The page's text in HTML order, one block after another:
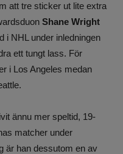
att tre sticker ut lite extra
Shane Wright
i NHL under inledningen
ett tungt lass. För
i Los Angeles medan
ännu mer speltid, 19-
matcher under
är han dessutom en av